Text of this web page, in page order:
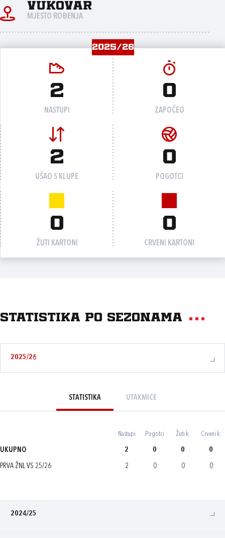
Vukovar
MJESTO ROĐENJA
2025/26
2
NASTUPI
0
ZAPOČEO
2
UŠAO S KLUPE
0
POGOTCI
0
ŽUTI KARTONI
0
CRVENI KARTONI
Statistika po sezonama
2025/26
STATISTIKA UTAKMICE
Nastupi Pogotci Žuti k. Crveni k.
UKUPNO 2 0 0 0
PRVA ŽNL VS 25/26 2 0 0 0
2024/25